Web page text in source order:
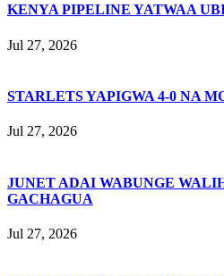
KENYA PIPELINE YATWAA
Jul 27, 2026
STARLETS YAPIGWA 4-0 NA
Jul 27, 2026
JUNET ADAI WABUNGE
GACHAGUA
Jul 27, 2026